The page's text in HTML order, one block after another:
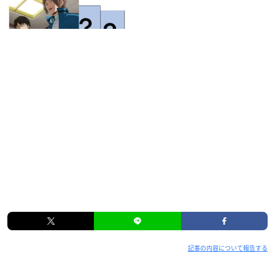
記事の内容について報告する